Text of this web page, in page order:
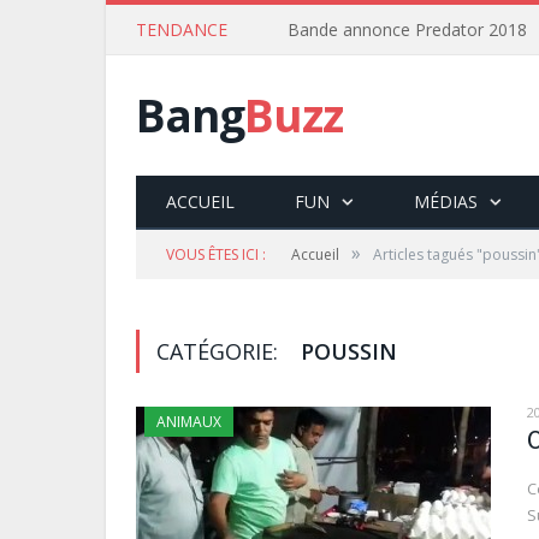
TENDANCE Bande annonce Predator 2018
BangBuzz
ACCUEIL FUN MÉDIAS
VOUS ÊTES ICI : Accueil » Articles tagués
CATÉGORIE: POUSSIN
ANIMAUX